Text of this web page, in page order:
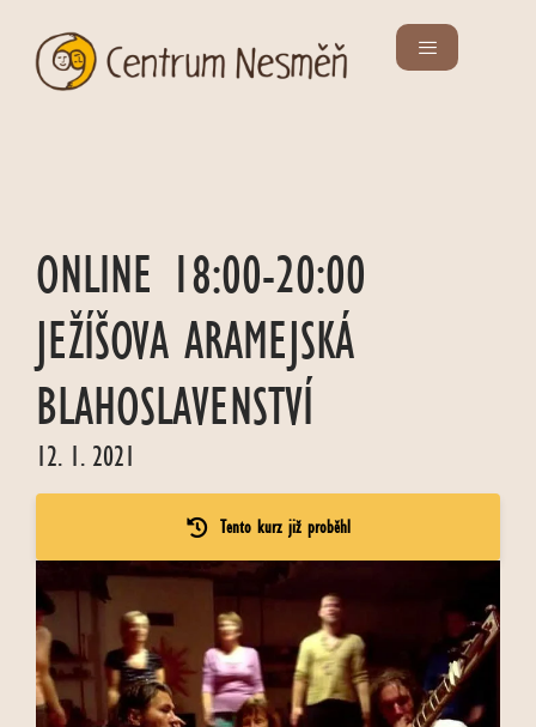
ONLINE 18:00-20:00
JEŽÍŠOVA ARAMEJSKÁ
BLAHOSLAVENSTVÍ
12. 1. 2021
Tento kurz již proběhl